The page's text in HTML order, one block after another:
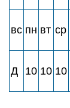
вс пн вт ср
Д 10 10 10